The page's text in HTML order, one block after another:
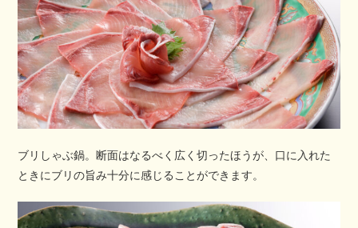
ブリしゃぶ鍋。断面はなるべく広く切ったほうが、口に入れた
ときにブリの旨み十分に感じることができます。